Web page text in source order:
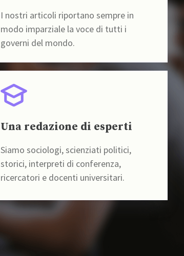
I nostri articoli riportano sempre in
modo imparziale la voce di tutti i
governi del mondo.
Una redazione di esperti
Siamo sociologi, scienziati politici,
storici, interpreti di conferenza,
ricercatori e docenti universitari.